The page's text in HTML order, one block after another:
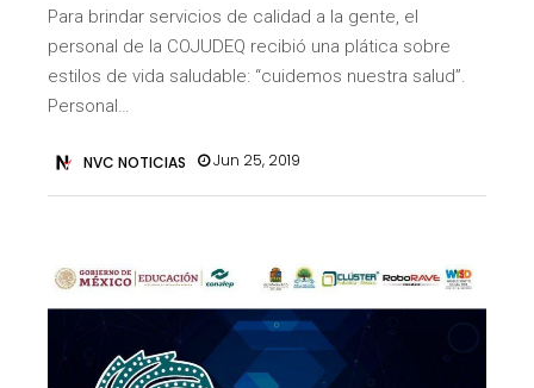
Para brindar servicios de calidad a la gente, el
personal de la COJUDEQ recibió una plática sobre
estilos de vida saludable: “cuidemos nuestra salud”.
Personal…
NVC NOTICIAS Jun 25, 2019